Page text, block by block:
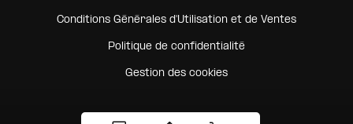
Conditions Générales d'Utilisation et de Ventes
Politique de confidentialité
Gestion des cookies